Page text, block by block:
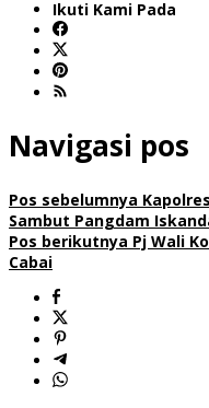
Ikuti Kami Pada
Navigasi pos
Pos sebelumnya
Sambut Pangdam
Pos berikutnya Pj Wali
Cabai